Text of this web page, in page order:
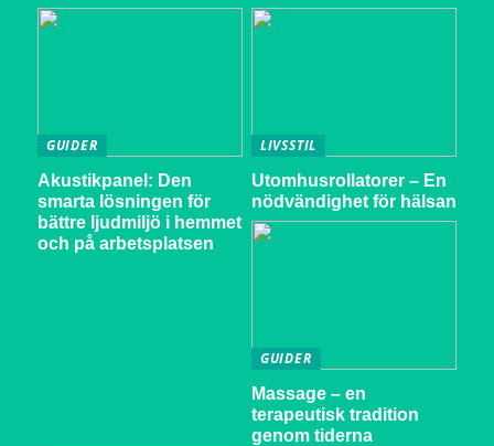
GUIDER
Akustikpanel: Den
smarta lösningen för
bättre ljudmiljö i hemmet
och på arbetsplatsen
LIVSSTIL
Utomhusrollatorer – En
nödvändighet för hälsan
GUIDER
Massage – en
terapeutisk tradition
genom tiderna